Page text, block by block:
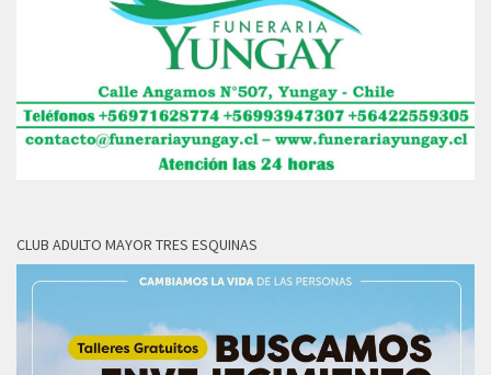
CLUB ADULTO MAYOR TRES ESQUINAS